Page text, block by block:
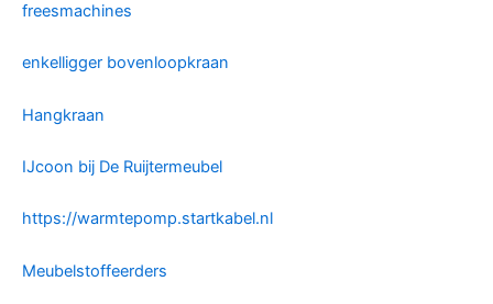
freesmachines
enkelligger bovenloopkraan
Hangkraan
IJcoon bij De Ruijtermeubel
https://warmtepomp.startkabel.nl
Meubelstoffeerders